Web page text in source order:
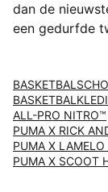
dan de
een gedurfde
ALL-PRO NITRO™
PUMA X RICK
PUMA X LAMELO
PUMA X SCOOT